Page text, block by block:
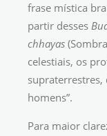
frase mística
partir desses
chhayas
celestiais, os
supraterrestres,
homens”.
Para maior